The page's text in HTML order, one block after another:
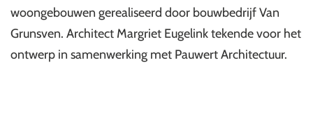
woongebouwen gerealiseerd door bouwbedrijf Van
Grunsven. Architect Margriet Eugelink tekende voor het
ontwerp in samenwerking met Pauwert Architectuur.